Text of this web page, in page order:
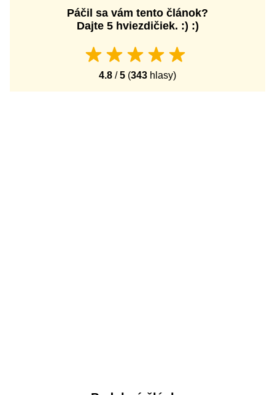
Páčil sa vám tento článok?
Dajte 5 hviezdičiek. :) :)
4.8 /5 (343 hlasy)